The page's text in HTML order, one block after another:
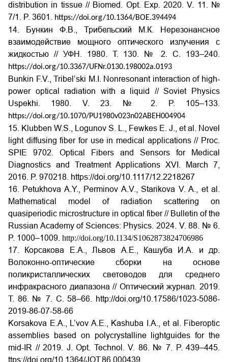
distribution in tissue // Biomed. Opt. Exp. 2020. V. 11. №
7/1. P. 3601.
https://doi.org/10.1364/BOE.394494
14. Бункин Ф.В., Трибельский М.К. Нерезонансное
взаимодействие мощного оптического излучения с
жидкостью // УФН. 1980. Т. 130. № 2. С. 193–240.
https://doi.org/10.3367/UFNr.0130.198002a.0193
Bunkin F.V., Tribel’ski M.I. Nonresonant interaction of high-
power optical radiation with a liquid // Soviet Physics
Uspekhi. 1980. V. 23. № 2. P. 105–133.
https://doi.org/10.1070/PU1980v023n02ABEH004904
15. Klubben W.S., Logunov S. L., Fewkes E. J., et al. Novel
light diffusing fiber for use in medical applications // Proc.
SPIE 9702. Optical Fibers and Sensors for Medical
Diagnostics and Treatment Applications XVI. March 7,
2016. P. 970218. https://doi.org/10.1117/12.2218267
16. Petukhova A.Y., Perminov A.V., Starikova V. A., et al.
Mathematical model of radiation scattering on
quasiperiodic microstructure in optical fiber // Bulletin of the
Russian Academy of Sciences: Physics. 2024. V. 88. № 6.
P. 1000–1009. http://doi.org/10.1134/S1062873824706986
17. Корсакова Е.А., Львов А.Е., Кашуба И.А. и др.
Волоконно-оптические сборки на основе
поликристаллических световодов для среднего
инфракрасного диапазона // Оптический журнал. 2019.
Т. 86. № 7. С. 58–66.
http://doi.org/10.17586/1023-5086-
2019-86-07-58-66
Korsakova E.A., L’vov A.E., Kashuba I.A., et al. Fiberoptic
assemblies based on polycrystalline lightguides for the
mid-IR // 2019. J. Opt. Technol. V. 86. № 7. P. 439–445.
ttps://doi.org/10.1364/JOT.86.000439